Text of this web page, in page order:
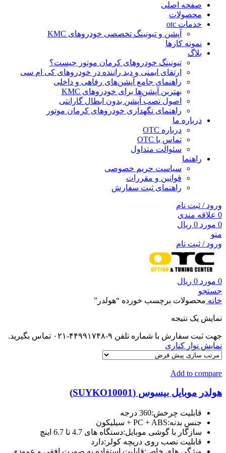
صفحه اصلی
محصولات
خدمات otc
آپشن و تیونینگ تخصصی خودروهای KMC
نمونه کارها
بلاگ
تیونینگ خودروهای کرمان موتور چیست؟
ارتقای ایمنی و دید راننده در خودروهای کی ام سی
راهنمای جامع آپشن‌های رفاهی و داخلی
بهترین آپشن‌ها برای خودروهای KMC
اصول نصب آپشن بدون ابطال گارانتی
راهنمای نگهداری خودروهای کرمان موتور
درباره ما
درباره OTC
تماس با OTC
سئوالت متداول
راهنما
سیاست حریم خصوصی
قوانین و مقررات
راهنمای ثبت سفارش
ورود / ثبت نام
0 علاقه مندی
0 مورد 0 ریال
منو
ورود / ثبت نام
0 مورد 0 ریال
جستجو
خانه محصولات برچسب خورده “هولدر”
نمایش یک نتیجه
جهت ثبت سفارش با شماره تلفن ۹-۴۴۹۹۱۷۴۸-۰۲۱ تماس بگیرید.
نمایش نوار کناری
Add to compare
هولدر موبایل بیسوس (SUYKO10001)
قابلیت چرخش:360 درجه
جنس بدنه:PC + ABS + سیلیکون
سازگار با گوشی موبایل:دستگاه های 4.7 تا 6.7 اینچ
قابلیت نصب روی دریچه کولر:دارد